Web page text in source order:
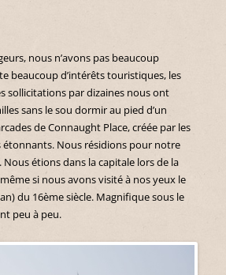
nous n’avons pas beaucoup
beaucoup d’intérêts touristiques, les
sollicitations par dizaines nous ont
sans le sou dormir au pied d’un
de Connaught Place, créée par les
étonnants. Nous résidions pour notre
Nous étions dans la capitale lors de la
si nous avons visité à nos yeux le
du 16ème siècle. Magnifique sous le
peu à peu.